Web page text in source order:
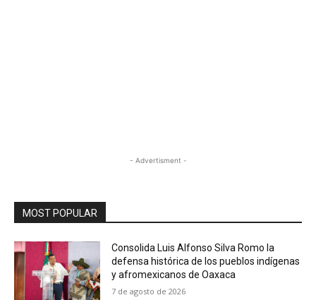
- Advertisment -
MOST POPULAR
Consolida Luis Alfonso Silva Romo la
defensa histórica de los pueblos indígenas
y afromexicanos de Oaxaca
7 de agosto de 2026